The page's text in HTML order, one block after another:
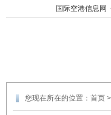
国际空港信息网
您现在所在的位置： 首页 >